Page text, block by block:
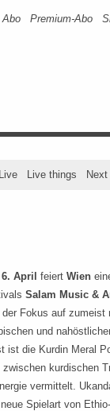
Abo Premium-Abo
Live Live things
6. April feiert Wien
Salam Music &
Fokus auf zumeist
und
ist die Kurdin Meral
kurdischen
vermittelt.
Spielart von